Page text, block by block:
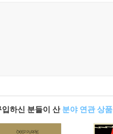
입하신 분들이 산 분야 연관 상품